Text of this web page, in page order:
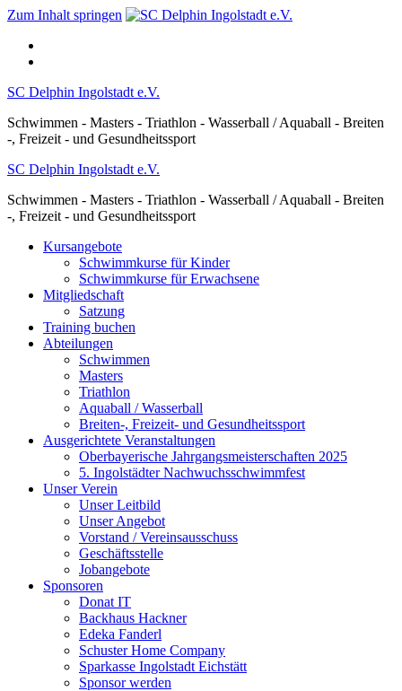
Zum Inhalt springen
SC Delphin Ingolstadt e.V.
Schwimmen - Masters - Triathlon - Wasserball / Aquaball - Breiten
-, Freizeit - und Gesundheitssport
SC Delphin Ingolstadt e.V.
Schwimmen - Masters - Triathlon - Wasserball / Aquaball - Breiten
-, Freizeit - und Gesundheitssport
Kursangebote
Schwimmkurse für Kinder
Schwimmkurse für Erwachsene
Mitgliedschaft
Satzung
Training buchen
Abteilungen
Schwimmen
Masters
Triathlon
Aquaball / Wasserball
Breiten-, Freizeit- und Gesundheitssport
Ausgerichtete Veranstaltungen
Oberbayerische Jahrgangsmeisterschaften 2025
5. Ingolstädter Nachwuchsschwimmfest
Unser Verein
Unser Leitbild
Unser Angebot
Vorstand / Vereinsausschuss
Geschäftsstelle
Jobangebote
Sponsoren
Donat IT
Backhaus Hackner
Edeka Fanderl
Schuster Home Company
Sparkasse Ingolstadt Eichstätt
Sponsor werden